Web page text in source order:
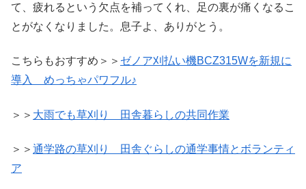
て、疲れるという欠点を補ってくれ、足の裏が痛くなるこ
とがなくなりました。息子よ、ありがとう。
こちらもおすすめ＞＞ ゼノア刈払い機BCZ315Wを新規に
導入 めっちゃパワフル♪
＞＞ 大雨でも草刈り 田舎暮らしの共同作業
＞＞ 通学路の草刈り 田舎ぐらしの通学事情とボランティ
ア